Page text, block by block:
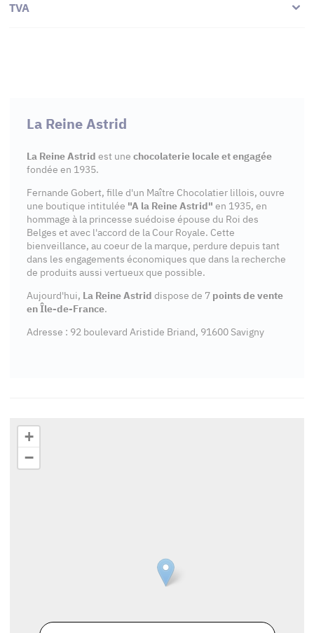
TVA
La Reine Astrid
La Reine Astrid est une chocolaterie locale et engagée
fondée en 1935.
Fernande Gobert, fille d'un Maître Chocolatier lillois, ouvre
une boutique intitulée "A la Reine Astrid" en 1935, en
hommage à la princesse suédoise épouse du Roi des
Belges et avec l'accord de la Cour Royale. Cette
bienveillance, au coeur de la marque, perdure depuis tant
dans les engagements économiques que dans la recherche
de produits aussi vertueux que possible.
Aujourd'hui, La Reine Astrid dispose de 7 points de vente
en Île-de-France.
Adresse : 92 boulevard Aristide Briand, 91600 Savigny
+
−